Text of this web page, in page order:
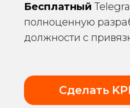
Бесплатный
полноценную
должности с
Сделать KPI